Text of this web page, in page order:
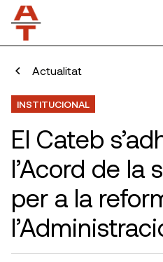
Actualitat
INSTITUCIONAL
El Cateb
l’Acord de la
per a la